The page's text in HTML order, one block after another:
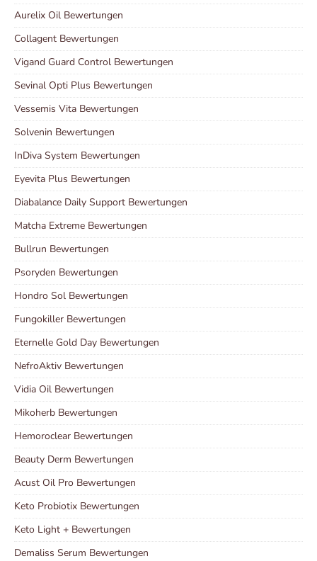
Aurelix Oil Bewertungen
Collagent Bewertungen
Vigand Guard Control Bewertungen
Sevinal Opti Plus Bewertungen
Vessemis Vita Bewertungen
Solvenin Bewertungen
InDiva System Bewertungen
Eyevita Plus Bewertungen
Diabalance Daily Support Bewertungen
Matcha Extreme Bewertungen
Bullrun Bewertungen
Psoryden Bewertungen
Hondro Sol Bewertungen
Fungokiller Bewertungen
Eternelle Gold Day Bewertungen
NefroAktiv Bewertungen
Vidia Oil Bewertungen
Mikoherb Bewertungen
Hemoroclear Bewertungen
Beauty Derm Bewertungen
Acust Oil Pro Bewertungen
Keto Probiotix Bewertungen
Keto Light + Bewertungen
Demaliss Serum Bewertungen